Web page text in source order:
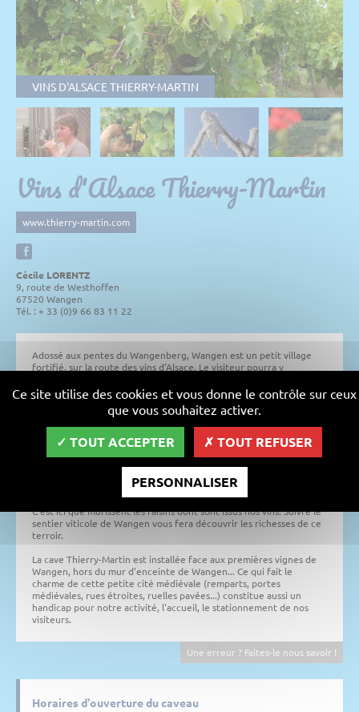
VINS D'ALSACE THIERRY-MARTIN
Vins d'Alsace Thierry-Martin
www.thierry-martin.com
Cécile LORENTZ
9, route de Westhoffen
67520 Wangen
Tél. : + 33 (0)9 66 83 11 22
Adossé aux pentes du Wangenberg, Wangen est un petit village
fortifié, sur la route des vins d'Alsace. Le visiteur pourra y
Sommertor.
Depuis l'an 845 les écrits les plus anciens attestent de l'existence
de vignes à Wangen.
Du haut de ses 390 mètres, le vignoble de Wangen offre un
propices à l'implantation des vignes.
C'est ici que mûrissent les raisins dont sont issus nos vins. Suivre le
sentier viticole de Wangen vous fera découvrir les richesses de ce
terroir.
La cave Thierry-Martin est installée face aux premières vignes de
Wangen, hors du mur d'enceinte de Wangen... Ce qui fait le
charme de cette petite cité médiévale (remparts, portes
médiévales, rues étroites, ruelles pavées...) constitue aussi un
handicap pour notre activité, l'accueil, le stationnement de nos
visiteurs.
Une erreur ? Faites-le nous savoir !
Horaires d'ouverture du caveau
Ce site utilise des cookies et vous donne le contrôle sur ceux
que vous souhaitez activer.
TOUT ACCEPTER TOUT REFUSER
PERSONNALISER